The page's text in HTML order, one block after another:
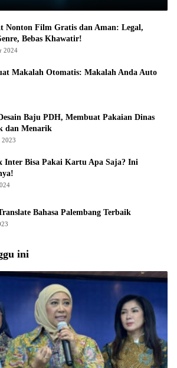
Nonton Film Gratis dan Aman: Legal,
Bebas Khawatir!
2024
Makalah Otomatis: Makalah Anda Auto
Baju PDH, Membuat Pakaian Dinas
dan Menarik
2023
Inter Bisa Pakai Kartu Apa Saja? Ini
Bahasa Palembang Terbaik
ini